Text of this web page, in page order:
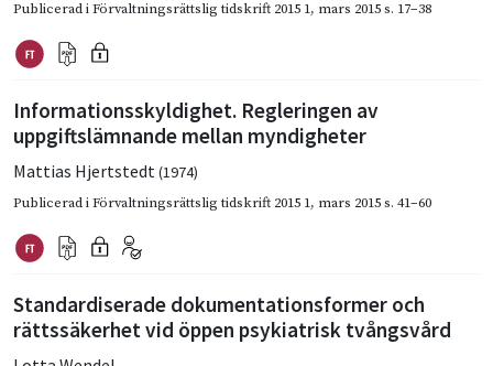
Publicerad iFörvaltningsrättslig tidskrift 2015 1, mars 2015s. 17–38
Informationsskyldighet. Regleringen av
uppgiftslämnande mellan myndigheter
Mattias Hjertstedt (1974)
Publicerad iFörvaltningsrättslig tidskrift 2015 1, mars 2015s. 41–60
Standardiserade dokumentationsformer och
rättssäkerhet vid öppen psykiatrisk tvångsvård